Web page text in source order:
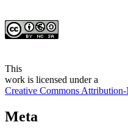
This
work is licensed under a
Creative Commons
Meta